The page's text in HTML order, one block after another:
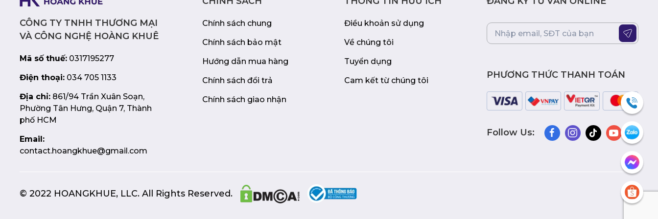
CÔNG TY TNHH THƯƠNG MẠI
VÀ CÔNG NGHỆ HOÀNG KHUÊ
Mã số thuế: 0317195277
Điện thoại: 034 705 1133
Địa chỉ: 861/94 Trần Xuân Soạn,
Phường Tân Hưng, Quận 7, Thành
phố HCM
Email:
contact.hoangkhue@gmail.com
Chính sách chung
Chính sách bảo mật
Hướng dẫn mua hàng
Chính sách đổi trả
Chính sách giao nhận
Điều khoản sử dụng
Về chúng tôi
Tuyển dụng
Cam kết từ chúng tôi
PHƯƠNG THỨC THANH TOÁN
Follow Us:
© 2022 HOANGKHUE, LLC. All Rights Reserved.